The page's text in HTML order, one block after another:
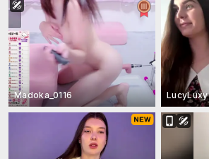
Madoka_0116 LucyLuxy